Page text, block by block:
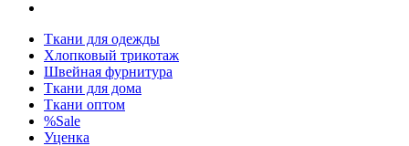
Ткани для одежды
Хлопковый трикотаж
Швейная фурнитура
Ткани для дома
Ткани оптом
%Sale
Уценка